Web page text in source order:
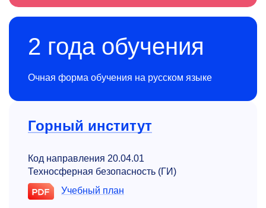
2 года обучения
Очная форма обучения на русском языке
Горный институт
Код направления 20.04.01
Техносферная безопасность (ГИ)
Учебный план